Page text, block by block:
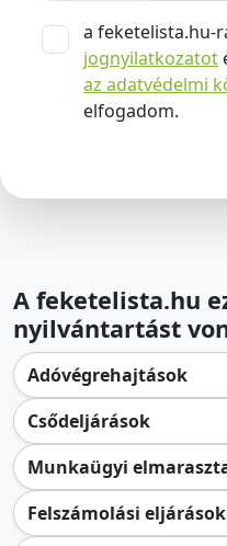
a feketelista.hu-
jognyilatkozatot
az adatvédelmi
elfogadom.
A feketelista.hu
nyilvántartást
Adóvégrehajtások
Csődeljárások
Munkaügyi
Felszámolási eljárások